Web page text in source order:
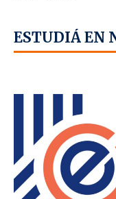
ESTUDIÁ EN